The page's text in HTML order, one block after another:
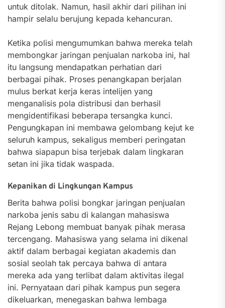
untuk ditolak. Namun, hasil akhir dari pilihan ini
hampir selalu berujung kepada kehancuran.
Ketika polisi mengumumkan bahwa mereka telah
membongkar jaringan penjualan narkoba ini, hal
itu langsung mendapatkan perhatian dari
berbagai pihak. Proses penangkapan berjalan
mulus berkat kerja keras intelijen yang
menganalisis pola distribusi dan berhasil
mengidentifikasi beberapa tersangka kunci.
Pengungkapan ini membawa gelombang kejut ke
seluruh kampus, sekaligus memberi peringatan
bahwa siapapun bisa terjebak dalam lingkaran
setan ini jika tidak waspada.
Kepanikan di Lingkungan Kampus
Berita bahwa polisi bongkar jaringan penjualan
narkoba jenis sabu di kalangan mahasiswa
Rejang Lebong membuat banyak pihak merasa
tercengang. Mahasiswa yang selama ini dikenal
aktif dalam berbagai kegiatan akademis dan
sosial seolah tak percaya bahwa di antara
mereka ada yang terlibat dalam aktivitas ilegal
ini. Pernyataan dari pihak kampus pun segera
dikeluarkan, menegaskan bahwa lembaga